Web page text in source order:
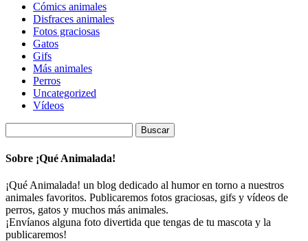
Cómics animales
Disfraces animales
Fotos graciosas
Gatos
Gifs
Más animales
Perros
Uncategorized
Vídeos
Sobre ¡Qué Animalada!
¡Qué Animalada! un blog dedicado al humor en torno a nuestros
animales favoritos. Publicaremos fotos graciosas, gifs y vídeos de
perros, gatos y muchos más animales.
¡Envíanos alguna foto divertida que tengas de tu mascota y la
publicaremos!